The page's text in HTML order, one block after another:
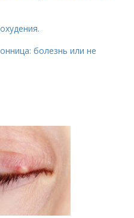
болезнь или не